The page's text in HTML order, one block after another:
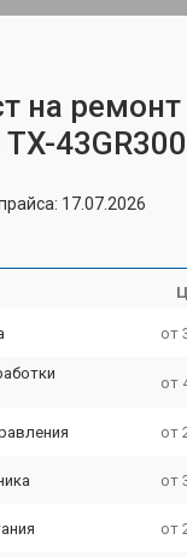
на
43GR300
17.07.2026
от
от
от
от
от